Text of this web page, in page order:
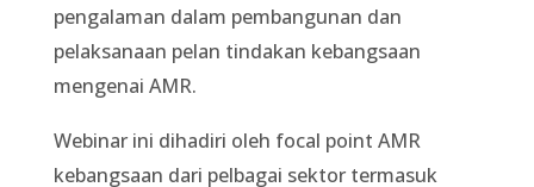
pengalaman dalam pembangunan dan
pelaksanaan pelan tindakan kebangsaan
mengenai AMR.
Webinar ini dihadiri oleh focal point AMR
kebangsaan dari pelbagai sektor termasuk